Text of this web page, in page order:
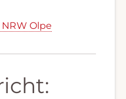
NRW Olpe